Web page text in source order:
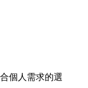
個人需求的選